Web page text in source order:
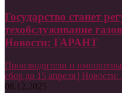
Государство станет
техобслуживание
Новости: ГАРАНТ
Производители и
сбор до 15 апреля |
08.12.2025